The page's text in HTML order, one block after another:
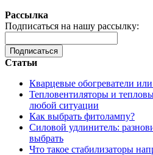
Рассылка
Подписаться на нашу рассылку:
Подписаться
Статьи
Кварцевые обогреватели
Тепловентиляторы и
любой ситуации
Как выбрать фитолампу?
Силовой удлинитель:
выбрать
Что такое стабилизаторы